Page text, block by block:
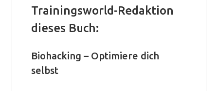
Trainingsworld-Redaktion
dieses Buch:
Biohacking – Optimiere dich
selbst